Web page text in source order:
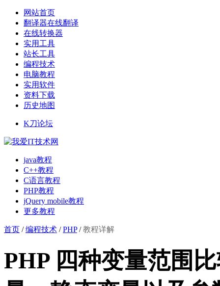
网站首页
翻译器在线翻译
在线转换器
实用工具
站长工具
编程技术
电脑教程
实用软件
资料下载
历史地图
K刀论坛
java教程
C++教程
C语言教程
PHP教程
jQuery mobile教程
更多教程
首页 /编程技术 /PHP/教程详解
PHP 四种变量范围